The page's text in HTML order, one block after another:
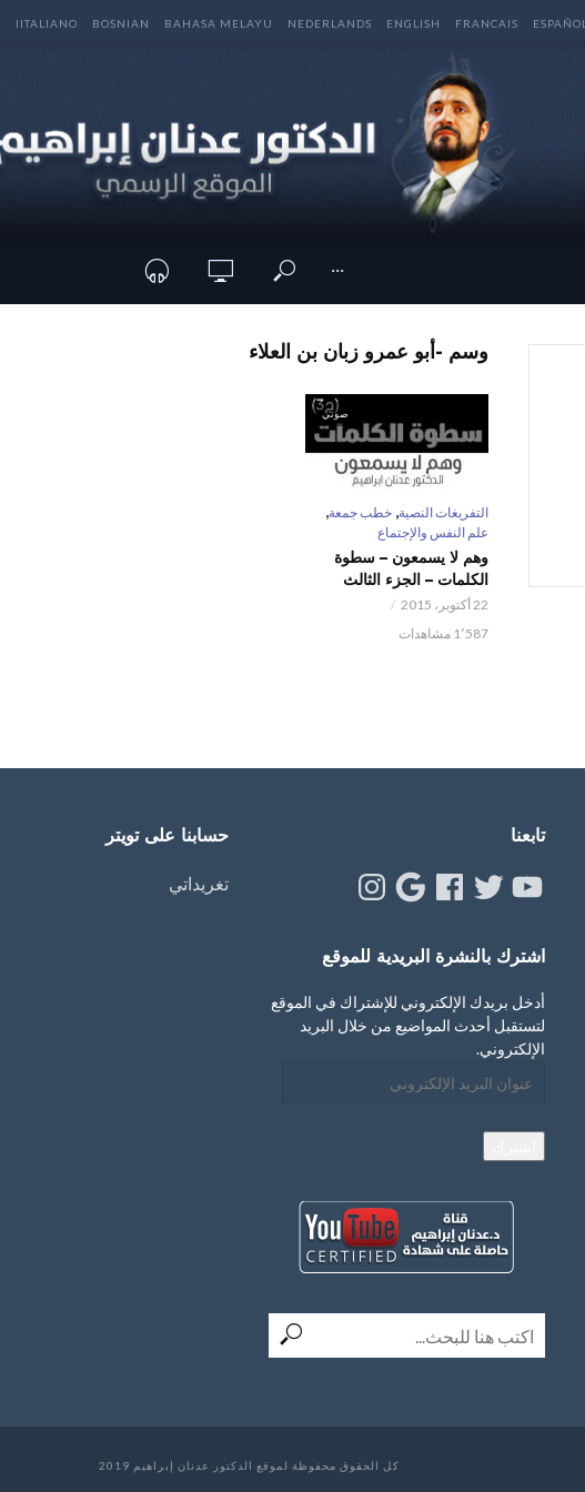
ESPAÑOL
FRANCAIS
ENGLISH
NEDERLANDS
BAHASA MELAYU
BOSNIAN
IITALIANO
···
وسم -أبو عمرو زبان بن العلاء
صوتي
التفريغات النصية, خطب جمعة,
علم النفس والإجتماع
وهم لا يسمعون – سطوة
الكلمات – الجزء الثالث
22 أكتوبر، 2015
1٬587 مشاهدات
تابعنا
YouTube
Twitter
Facebook
Google
Instagram
اشترك بالنشرة البريدية للموقع
أدخل بريدك الإلكتروني للإشتراك في الموقع
لتستقبل أحدث المواضيع من خلال البريد
الإلكتروني.
البريد
حسابنا على تويتر
تغريداتي
كل الحقوق محفوظة لموقع الدكتور عدنان إبراهيم 2019